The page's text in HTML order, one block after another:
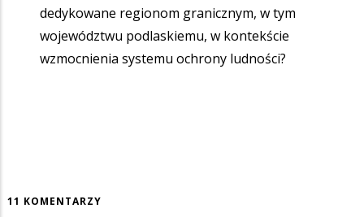
dedykowane regionom granicznym, w tym
województwu podlaskiemu, w kontekście
wzmocnienia systemu ochrony ludności?
11 KOMENTARZY